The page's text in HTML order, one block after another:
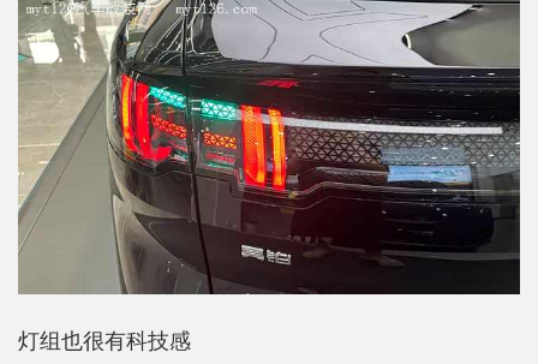
灯组也很有科技感